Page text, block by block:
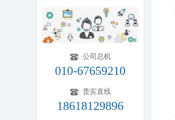
公司总机
010-67659210
贵宾直线
18618129896